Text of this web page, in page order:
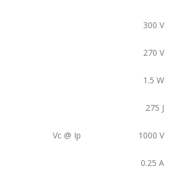
300 V
270 V
1.5 W
275 J
Vc @ Ip 1000 V
0.25 A